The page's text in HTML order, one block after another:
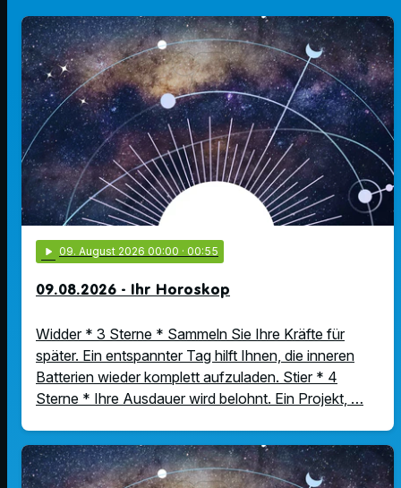
play_arrow 09. August 2026 00:00 · 00:55
09.08.2026 - Ihr Horoskop
Widder * 3 Sterne * Sammeln Sie Ihre Kräfte für
später. Ein entspannter Tag hilft Ihnen, die inneren
Batterien wieder komplett aufzuladen. Stier * 4
Sterne * Ihre Ausdauer wird belohnt. Ein Projekt, …